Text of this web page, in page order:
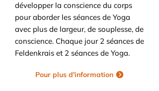
développer la conscience du corps
pour aborder les séances de Yoga
avec plus de largeur, de souplesse, de
conscience. Chaque jour 2 séances de
Feldenkrais et 2 séances de Yoga.
Pour plus d'information